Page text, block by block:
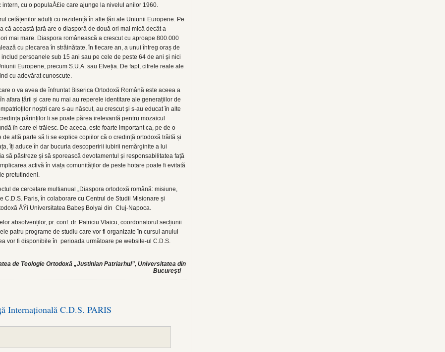
cu o populaÅ£ie care ajunge la nivelul anilor 1960.
cetățenilor adulți cu rezidență în alte țări ale Uniunii Europene. Pe
că această țară are o diasporă de două ori mai mică decât a
mai mare. Diaspora românească a crescut cu aproape 800.000
cu plecarea în străinătate, în fiecare an, a unui întreg oraș de
persoanele sub 15 ani sau pe cele de peste 64 de ani și nici
Europene, precum S.U.A. sau Elveția. De fapt, cifrele reale ale
cu adevărat cunoscute.
o va avea de înfruntat Biserica Ortodoxă Română este aceea a
afara țării și care nu mai au reperele identitare ale generațiilor de
noștri care s-au născut, au crescut și s-au educat în alte
părinților li se poate părea irelevantă pentru mozaicul
în care ei trăiesc. De aceea, este foarte important ca, pe de o
altă parte să li se explice copiilor că o credință ortodoxă trăită și
îți aduce în dar bucuria descoperirii iubirii nemărginite a lui
să păstreze și să sporească devotamentul și responsabilitatea față
activă în viața comunităților de peste hotare poate fi evitată
pretutindeni.
de cercetare multianual „Diaspora ortodoxă română: misiune,
C.D.S. Paris, în colaborare cu Centrul de Studii Misionare și
ÅŸi Universitatea Babeș Bolyai din Cluj-Napoca.
absolvenților, pr. conf. dr. Patriciu Vlaicu, coordonatorul secțiunii
patru programe de studiu care vor fi organizate în cursul anului
vor fi disponibile în perioada următoare pe website-ul C.D.S.
de Teologie Ortodoxă „Justinian Patriarhul”, Universitatea din
București
Internațională C.D.S. PARIS